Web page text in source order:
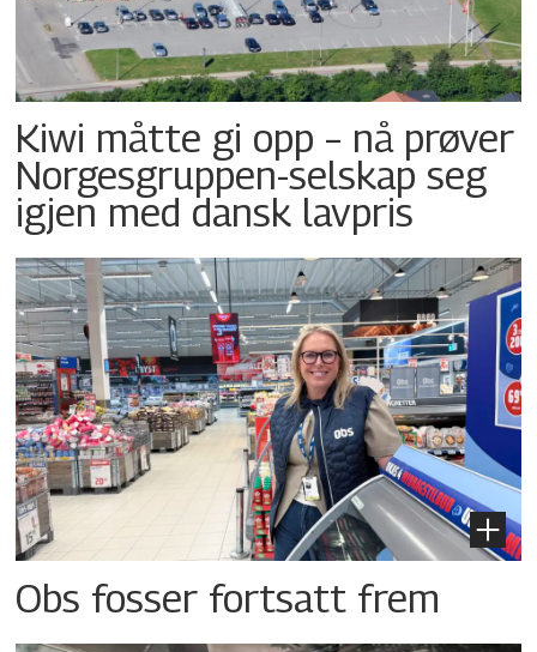
Kiwi måtte gi opp – nå prøver
Norgesgruppen-selskap seg
igjen med dansk lavpris
Obs fosser fortsatt frem